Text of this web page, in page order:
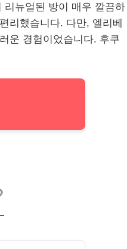
리뉴얼된 방이 매우 깔끔하
리했습니다. 다만, 엘리베
운 경험이었습니다. 후쿠